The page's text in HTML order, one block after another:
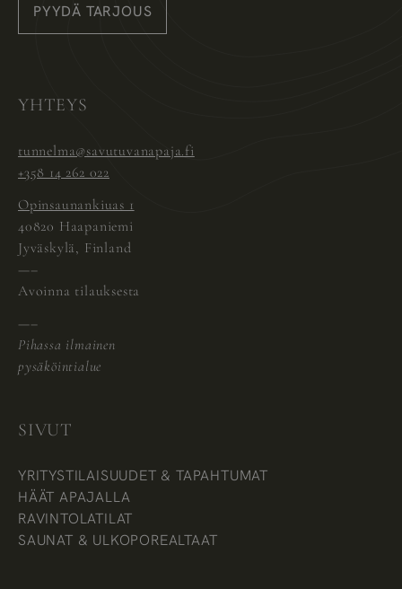
PYYDÄ TARJOUS
YHTEYS
tunnelma@savutuvanapaja.fi
+358 14 262 022
Opinsaunankiuas 1
40820 Haapaniemi
Jyväskylä, Finland
—–
Avoinna tilauksesta
—–
Pihassa ilmainen
pysäköintialue
SIVUT
YRITYSTILAISUUDET & TAPAHTUMAT
HÄÄT APAJALLA
RAVINTOLATILAT
SAUNAT & ULKOPOREALTAAT